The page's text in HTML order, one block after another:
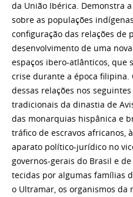
da União Ibérica. Demonstra
sobre as populações
configuração das relações de
desenvolvimento de uma
espaços ibero-atlânticos, que
crise durante a época filipina.
dessas relações nos
tradicionais da dinastia de
das monarquias hispânica e
tráfico de escravos africanos,
aparato político-jurídico no
governos-gerais do Brasil e
tecidas por algumas famílias
o Ultramar, os organismos da